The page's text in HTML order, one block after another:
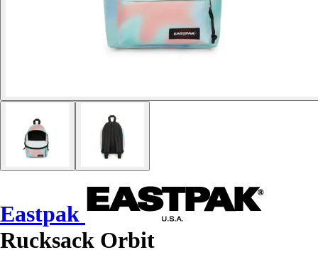
Eastpak
Rucksack Orbit